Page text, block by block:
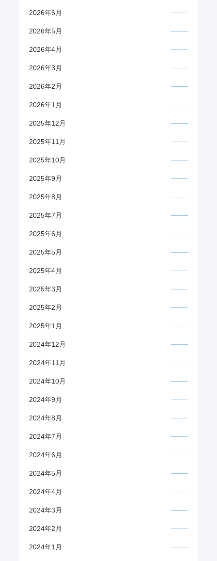
2026年6月
2026年5月
2026年4月
2026年3月
2026年2月
2026年1月
2025年12月
2025年11月
2025年10月
2025年9月
2025年8月
2025年7月
2025年6月
2025年5月
2025年4月
2025年3月
2025年2月
2025年1月
2024年12月
2024年11月
2024年10月
2024年9月
2024年8月
2024年7月
2024年6月
2024年5月
2024年4月
2024年3月
2024年2月
2024年1月